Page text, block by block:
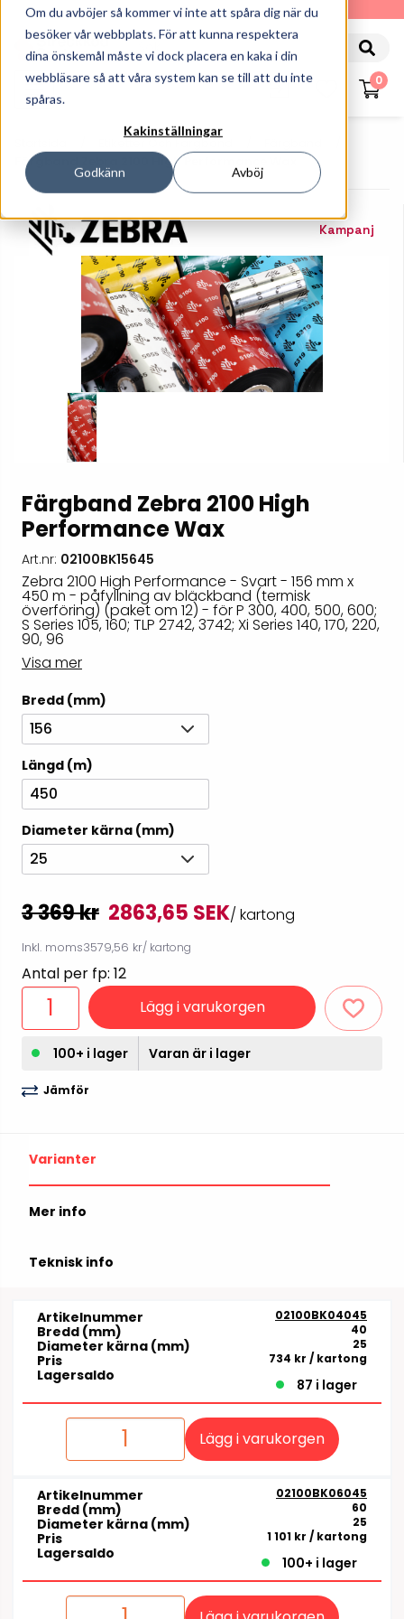
Om du avböjer så kommer vi inte att spåra dig när du
besöker vår webbplats. För att kunna respektera
dina önskemål måste vi dock placera en kaka i din
webbläsare så att våra system kan se till att du inte
spåras.
Kakinställningar
Godkänn Avböj
010-162 61 90
0
Etiketter Och Färgband
Färgband Zebra 2100 High Performance Wax
Kampanj
Färgband Zebra 2100 High
Performance Wax
Art.nr: 02100BK15645
Zebra 2100 High Performance - Svart - 156 mm x
450 m - påfyllning av bläckband (termisk
överföring) (paket om 12) - för P 300, 400, 500, 600;
S Series 105, 160; TLP 2742, 3742; Xi Series 140, 170, 220,
90, 96
Visa mer
Bredd (mm)
156
Längd (m)
450
Diameter kärna (mm)
25
3 369 kr 2863,65 SEK/ kartong
Inkl. moms3579,56 kr/ kartong
Antal per fp: 12
Lägg i varukorgen
100+ i lager Varan är i lager
Jämför
Varianter
Mer info
Teknisk info
Artikelnummer 02100BK04045
Bredd (mm) 40
Diameter kärna (mm) 25
Pris 734 kr / kartong
Lagersaldo
87 i lager
Lägg i varukorgen
Artikelnummer 02100BK06045
Bredd (mm) 60
Diameter kärna (mm) 25
Pris 1 101 kr / kartong
Lagersaldo
100+ i lager